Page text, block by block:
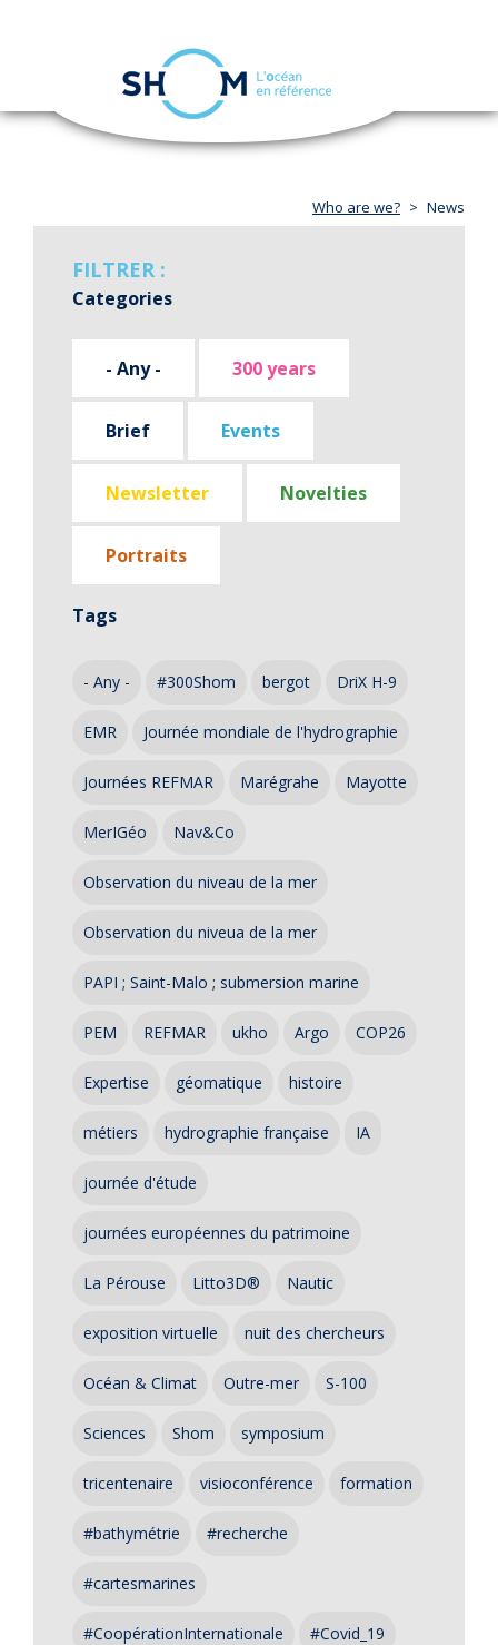
Skip
navigation
Who are we? News
FILTRER :
Categories
- Any - 300 years
Brief Events
Newsletter Novelties
Portraits
Tags
- Any - #300Shom bergot DriX H-9
EMR Journée mondiale de l'hydrographie
Journées REFMAR Marégrahe Mayotte
MerIGéo Nav&Co
Observation du niveau de la mer
Observation du niveua de la mer
PAPI ; Saint-Malo ; submersion marine
PEM REFMAR ukho Argo COP26
Expertise géomatique histoire
métiers hydrographie française IA
journée d'étude
journées européennes du patrimoine
La Pérouse Litto3D® Nautic
exposition virtuelle nuit des chercheurs
Océan & Climat Outre-mer S-100
Sciences Shom symposium
tricentenaire visioconférence formation
#bathymétrie #recherche
#cartesmarines
#CoopérationInternationale #Covid_19